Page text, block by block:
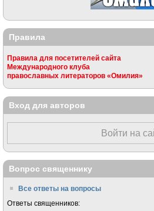
Правила
Правила для посетителей сайта
Международного клуба
православных литераторов «Омилия»
Вход для авторов
Войти на
Вопрос священнику
Все ответы на вопросы
Ответы священников: